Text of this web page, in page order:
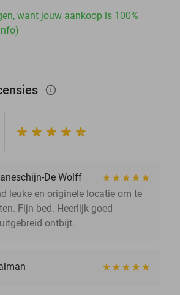
want jouw aankoop is 100%
info_outlined
De Wolff
leuke en originele locatie om te
Fijn bed. Heerlijk goed
ontbijt.